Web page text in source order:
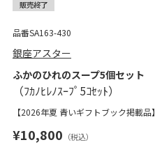
品番SA163-430
銀座アスター
ふかのひれのスープ5個セット
【2026年夏 青いギフトブック掲載品】
¥10,800 （税込）